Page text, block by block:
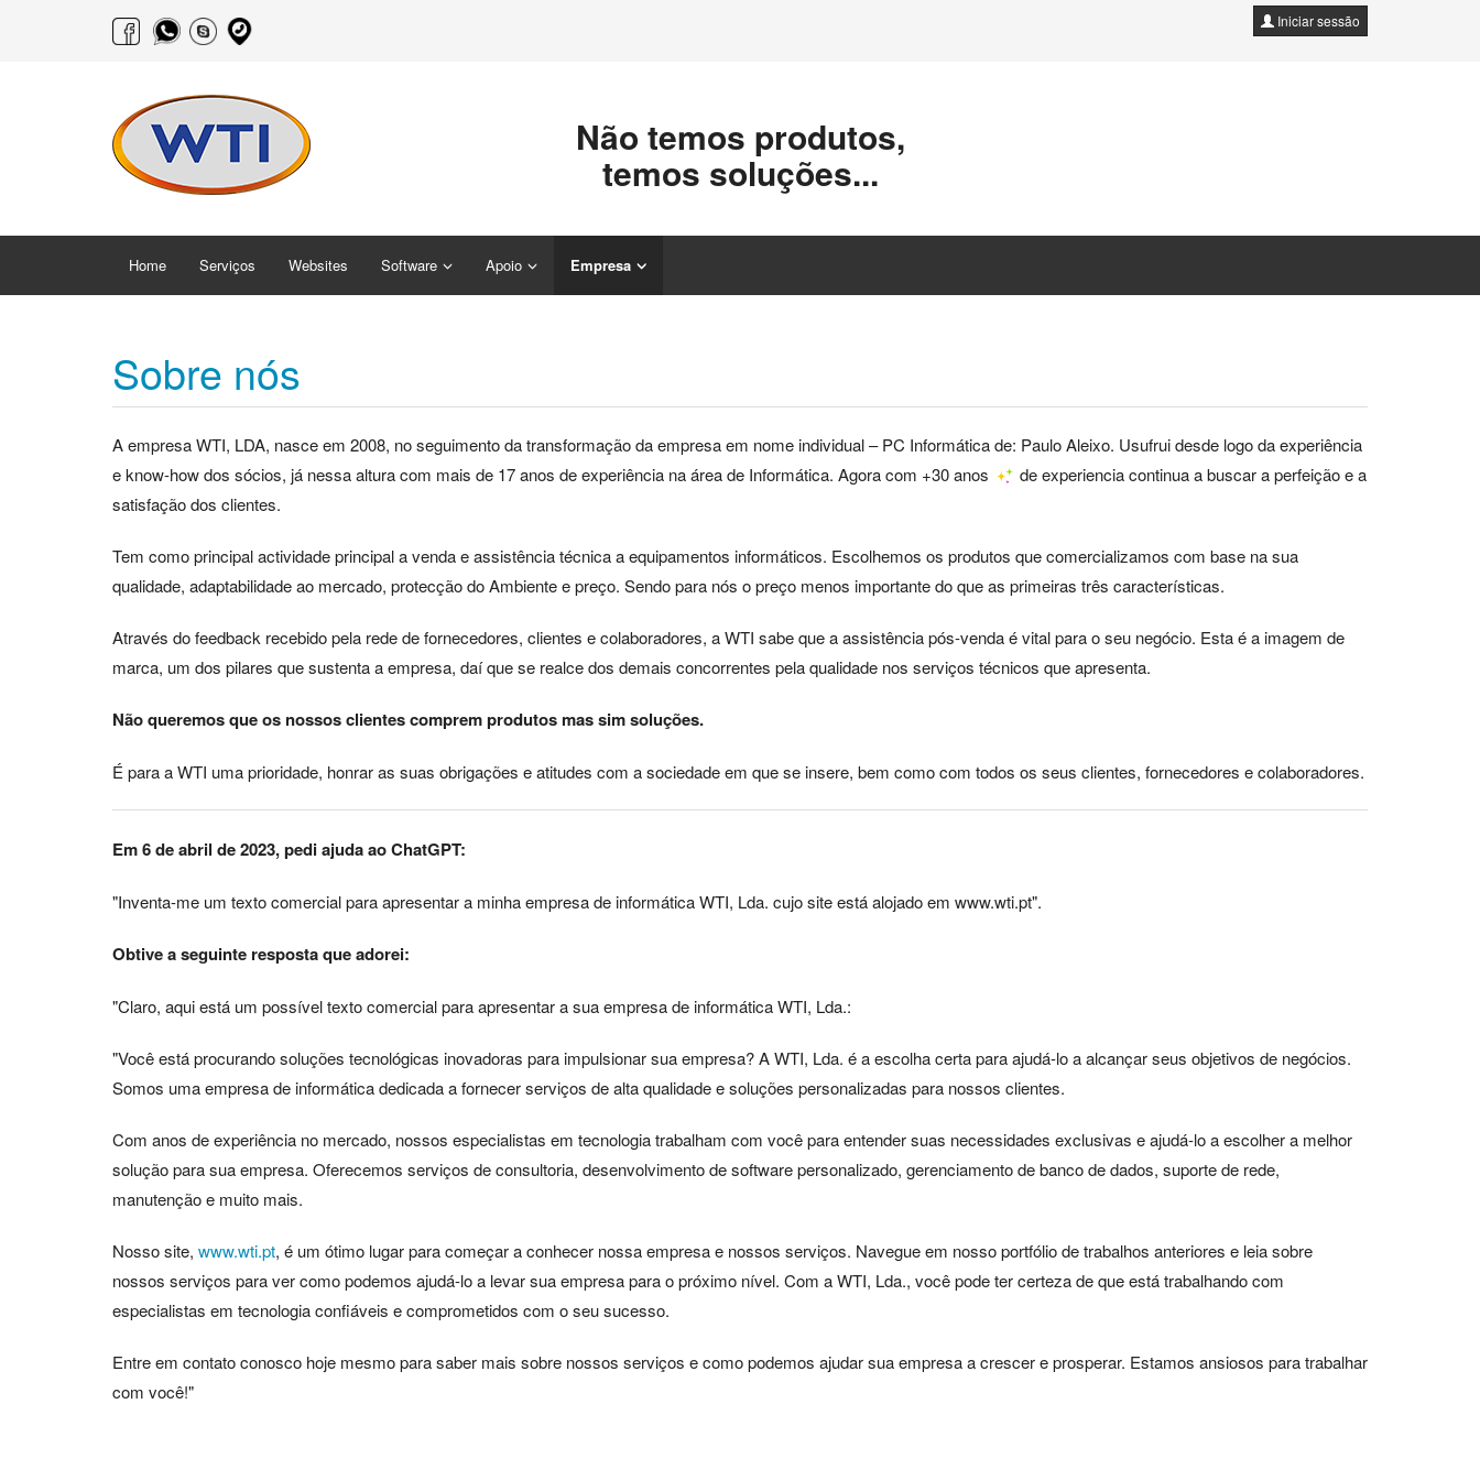
Iniciar sessão
Não temos produtos,
temos soluções...
Home Serviços Websites Software Apoio Empresa
Sobre nós
A empresa WTI, LDA, nasce em 2008, no seguimento da transformação da empresa em nome individual – PC Informática de: Paulo Aleixo. Usufrui desde logo da experiência
e know-how dos sócios, já nessa altura com mais de 17 anos de experiência na área de Informática. Agora com +30 anos
de experiencia continua a buscar a perfeição e a
satisfação dos clientes.
Tem como principal actividade principal a venda e assistência técnica a equipamentos informáticos. Escolhemos os produtos que comercializamos com base na sua
qualidade, adaptabilidade ao mercado, protecção do Ambiente e preço. Sendo para nós o preço menos importante do que as primeiras três características.
Através do feedback recebido pela rede de fornecedores, clientes e colaboradores, a WTI sabe que a assistência pós-venda é vital para o seu negócio. Esta é a imagem de
marca, um dos pilares que sustenta a empresa, daí que se realce dos demais concorrentes pela qualidade nos serviços técnicos que apresenta.
Não queremos que os nossos clientes comprem produtos mas sim soluções.
É para a WTI uma prioridade, honrar as suas obrigações e atitudes com a sociedade em que se insere, bem como com todos os seus clientes, fornecedores e colaboradores.
Em 6 de abril de 2023, pedi ajuda ao ChatGPT:
"Inventa-me um texto comercial para apresentar a minha empresa de informática WTI, Lda. cujo site está alojado em www.wti.pt".
Obtive a seguinte resposta que adorei:
"Claro, aqui está um possível texto comercial para apresentar a sua empresa de informática WTI, Lda.:
"Você está procurando soluções tecnológicas inovadoras para impulsionar sua empresa? A WTI, Lda. é a escolha certa para ajudá-lo a alcançar seus objetivos de negócios.
Somos uma empresa de informática dedicada a fornecer serviços de alta qualidade e soluções personalizadas para nossos clientes.
Com anos de experiência no mercado, nossos especialistas em tecnologia trabalham com você para entender suas necessidades exclusivas e ajudá-lo a escolher a melhor
solução para sua empresa. Oferecemos serviços de consultoria, desenvolvimento de software personalizado, gerenciamento de banco de dados, suporte de rede,
manutenção e muito mais.
Nosso site, www.wti.pt, é um ótimo lugar para começar a conhecer nossa empresa e nossos serviços. Navegue em nosso portfólio de trabalhos anteriores e leia sobre
nossos serviços para ver como podemos ajudá-lo a levar sua empresa para o próximo nível. Com a WTI, Lda., você pode ter certeza de que está trabalhando com
especialistas em tecnologia confiáveis e comprometidos com o seu sucesso.
Entre em contato conosco hoje mesmo para saber mais sobre nossos serviços e como podemos ajudar sua empresa a crescer e prosperar. Estamos ansiosos para trabalhar
com você!"